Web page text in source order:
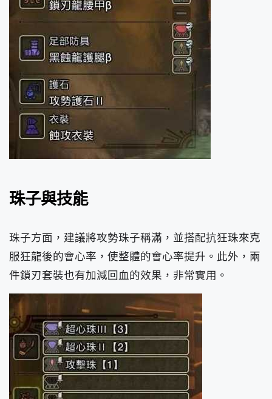
珠子與技能
珠子方面，建議將攻勢珠子稱滿，並搭配抗狂珠來克
服狂龍後的會心率，使整體的會心率提升。此外，兩
件鎖刃套裝也有加減回血的效果，非常實用。